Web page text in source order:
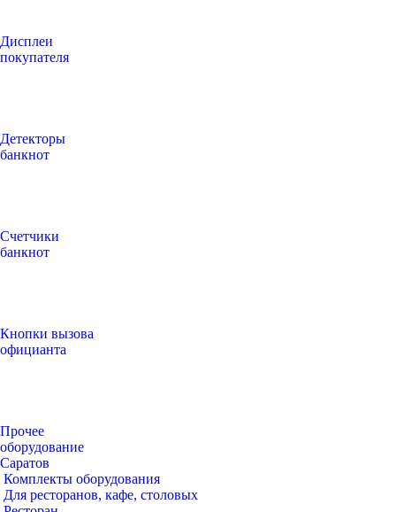
Дисплеи
покупателя
Детекторы
банкнот
Счетчики
банкнот
Кнопки вызова
официанта
Прочее
оборудование
Саратов
Комплекты оборудования
Для ресторанов, кафе, столовых